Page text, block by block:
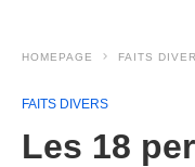
HOMEPAGE FAITS
FAITS DIVERS
Les 18